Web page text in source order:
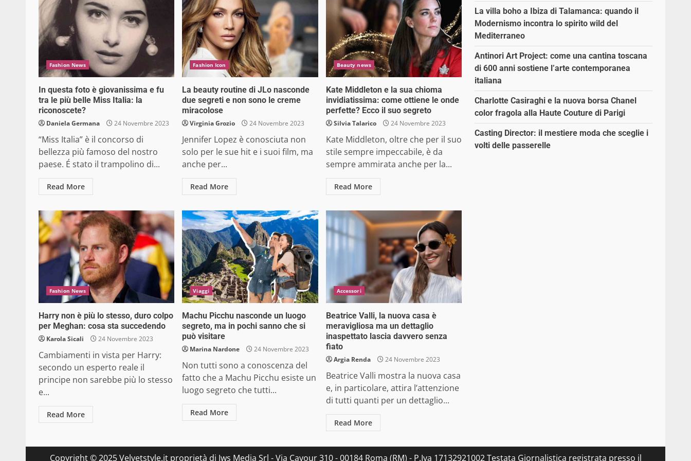
Fashion News
In questa foto è giovanissima e fu
tra le più belle Miss Italia: la
riconoscete?
Daniela Germana 24 Novembre 2023
“Miss Italia” è il concorso di
bellezza più famoso del nostro
paese. É stato il trampolino di...
Read More
Fashion Icon
La beauty routine di JLo nasconde
due segreti e non sono le creme
miracolose
Virginia Grozio 24 Novembre 2023
Jennifer Lopez è conosciuta non
solo per le sue hit e i suoi film, ma
anche per...
Read More
Beauty news
Kate Middleton e la sua chioma
invidiatissima: come ottiene le onde
perfette? Ecco il suo segreto
Silvia Talarico 24 Novembre 2023
Kate Middleton, oltre che per il suo
stile sempre impeccabile, è da
sempre ammirata anche per la...
Read More
Fashion News
Harry non è più lo stesso, duro colpo
per Meghan: cosa sta succedendo
Karola Sicali 24 Novembre 2023
Cambiamenti in vista per Harry:
secondo un esperto reale il
principe non sarebbe più lo stesso
e...
Read More
Viaggi
Machu Picchu nasconde un luogo
segreto, ma in pochi sanno che si
può visitare
Marina Nardone 24 Novembre 2023
Non tutti sono a conoscenza del
fatto che a Machu Picchu esiste un
luogo segreto che tutti...
Read More
Accessori
Beatrice Valli, la nuova casa è
meravigliosa ma un dettaglio
inaspettato lascia davvero senza
fiato
Argia Renda 24 Novembre 2023
Beatrice Valli mostra la nuova casa
e, in particolare, attira l’attenzione
di tutti quanti per un dettaglio...
Read More
La villa boho a Ibiza di Talamanca: quando il
Modernismo incontra lo spirito wild del
Mediterraneo
Antinori Art Project: come una cantina toscana
di 600 anni sostiene l’arte contemporanea
italiana
Charlotte Casiraghi e la nuova borsa Chanel
color fragola alla Haute Couture di Parigi
Casting Director: il mestiere moda che sceglie i
volti delle passerelle
Copyright © 2025 Velvetstyle.it proprietà di Jws Media Srl - Via Cavour 310 - 00184 Roma (RM) - P.Iva 17132921002 Testata Giornalistica registrata presso il